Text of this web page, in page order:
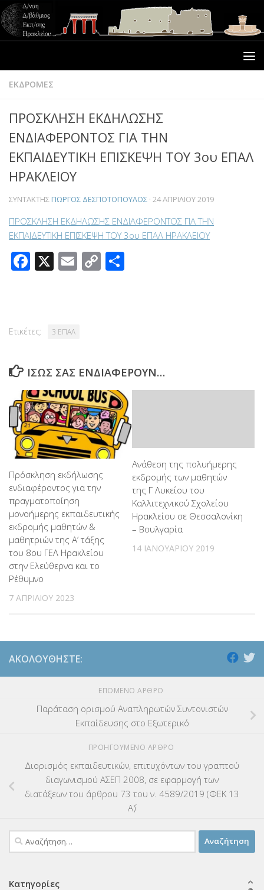
ΕΚΔΡΟΜΕΣ
ΠΡΟΣΚΛΗΣΗ ΕΚΔΗΛΩΣΗΣ
ΕΝΔΙΑΦΕΡΟΝΤΟΣ ΓΙΑ ΤΗΝ
ΕΚΠΑΙΔΕΥΤΙΚΗ ΕΠΙΣΚΕΨΗ ΤΟΥ 3ου ΕΠΑΛ
ΗΡΑΚΛΕΙΟΥ
ΣΥΝΤΆΚΤΗΣ ΓΙΏΡΓΟΣ ΔΕΣΠΟΤΌΠΟΥΛΟΣ · 24 ΑΠΡΙΛΊΟΥ 2019
ΠΡΟΣΚΛΗΣΗ ΕΚΔΗΛΩΣΗΣ ΕΝΔΙΑΦΕΡΟΝΤΟΣ ΓΙΑ ΤΗΝ
ΕΚΠΑΙΔΕΥΤΙΚΗ ΕΠΙΣΚΕΨΗ ΤΟΥ 3ου ΕΠΑΛ ΗΡΑΚΛΕΙΟΥ
Facebook
X Email
Copy
Ετικέτες: 3 ΕΠΑΛ
ΊΣΩΣ ΣΑΣ ΕΝΔΙΑΦΈΡΟΥΝ…
Πρόσκληση εκδήλωσης
ενδιαφέροντος για την
πραγματοποίηση
μονοήμερης εκπαιδευτικής
εκδρομής μαθητών &
μαθητριών της Α’ τάξης
του 8ου ΓΕΛ Ηρακλείου
στην Ελεύθερνα και το
Ρέθυμνο
7 ΑΠΡΙΛΊΟΥ 2023
Ανάθεση της πολυήμερης
εκδρομής των μαθητών
της Γ Λυκείου του
Καλλιτεχνικού Σχολείου
Ηρακλείου σε Θεσσαλονίκη
– Βουλγαρία
14 ΙΑΝΟΥΑΡΊΟΥ 2019
ΑΚΟΛΟΥΘΉΣΤΕ:
ΕΠΌΜΕΝΟ ΆΡΘΡΟ
Παράταση ορισμού Αναπληρωτών Συντονιστών
Εκπαίδευσης στο Εξωτερικό
ΠΡΟΗΓΟΎΜΕΝΟ ΆΡΘΡΟ
Διορισμός εκπαιδευτικών, επιτυχόντων του γραπτού
διαγωνισμού ΑΣΕΠ 2008, σε εφαρμογή των
διατάξεων του άρθρου 73 του ν. 4589/2019 (ΦΕΚ 13
Α΄)
Αναζήτηση
για:
Κατηγορίες